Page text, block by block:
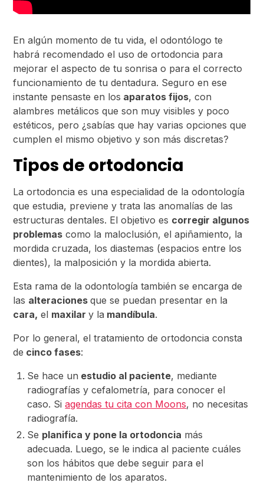
En algún momento de tu vida, el odontólogo te
habrá recomendado el uso de ortodoncia para
mejorar el aspecto de tu sonrisa o para el correcto
funcionamiento de tu dentadura. Seguro en ese
instante pensaste en los aparatos fijos, con
alambres metálicos que son muy visibles y poco
estéticos, pero ¿sabías que hay varias opciones que
cumplen el mismo objetivo y son más discretas?
Tipos de ortodoncia
La ortodoncia es una especialidad de la odontología
que estudia, previene y trata las anomalías de las
estructuras dentales. El objetivo es corregir algunos
problemas como la maloclusión, el apiñamiento, la
mordida cruzada, los diastemas (espacios entre los
dientes), la malposición y la mordida abierta.
Esta rama de la odontología también se encarga de
las alteracionesque se puedan presentar en la
cara, el maxilary la mandíbula.
Por lo general, el tratamiento de ortodoncia consta
de cinco fases:
Se hace un estudio al paciente, mediante
radiografías y cefalometría, para conocer el
caso. Siagendas tu cita con Moons, no necesitas
radiografía.
Se planifica y pone la ortodoncia más
adecuada. Luego, se le indica al paciente cuáles
son los hábitos que debe seguir para el
mantenimiento de los aparatos.